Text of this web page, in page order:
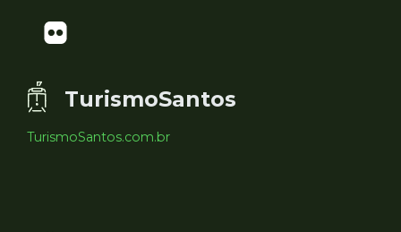
TurismoSantos
TurismoSantos.com.br